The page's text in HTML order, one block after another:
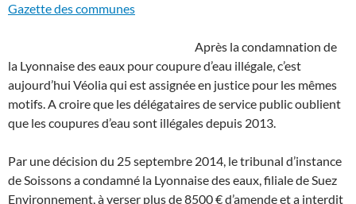
Gazettedes communes
Après la condamnation de
la Lyonnaise des eaux pour coupure d’eau illégale, c’est
aujourd’hui Véolia qui est assignée en justice pour les mêmes
motifs. A croire que les délégataires de service public oublient
que les coupures d’eau sont illégales depuis 2013.
Par une décision du 25 septembre 2014, le tribunal d’instance
de Soissons a condamné la Lyonnaise des eaux, filiale de Suez
Environnement, à verser plus de 8500 € d’amende et a interdit